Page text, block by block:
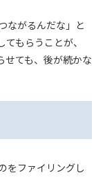
ながるんだな」と
もらうことが、
せても、後が続かな
をファイリングし